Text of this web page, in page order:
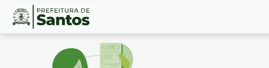
Ir
Conteúdo